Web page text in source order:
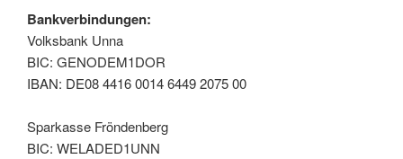
Bankverbindungen:
Volksbank Unna
BIC: GENODEM1DOR
IBAN: DE08 4416 0014 6449 2075 00
Sparkasse Fröndenberg
BIC: WELADED1UNN